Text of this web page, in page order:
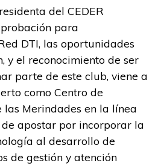
del CEDER
para
DTI, las oportunidades
y el reconocimiento de ser
parte de este club, viene a
como Centro de
Merindades en la línea
apostar por incorporar la
al desarrollo de
de gestión y atención